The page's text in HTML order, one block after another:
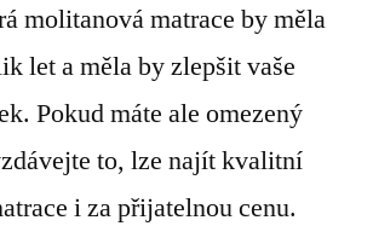
molitanová matrace by měla
let a měla by zlepšit vaše
Pokud máte ale omezený
to, lze najít kvalitní
i za přijatelnou cenu.